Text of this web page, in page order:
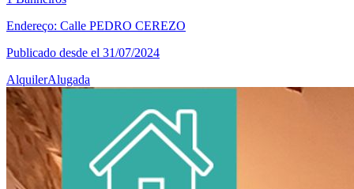
Endereço: Calle PEDRO CEREZO
Publicado desde el 31/07/2024
AlquilerAlugada